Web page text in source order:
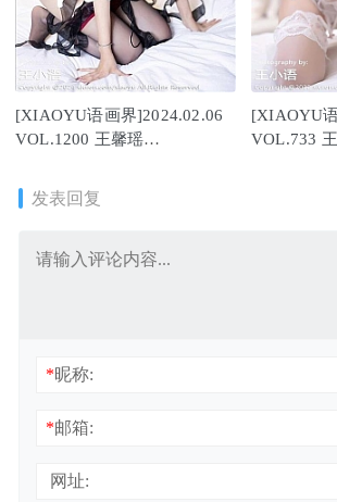
[XIAOYU语画界]2024.02.06
VOL.1200 王馨瑶
[XIAOYU
VOL.733
发表回复
*昵称:
*邮箱:
网址: